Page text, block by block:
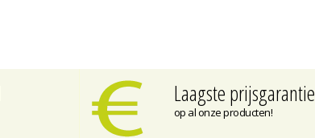
Laagste prijsgarantie
op al onze producten!